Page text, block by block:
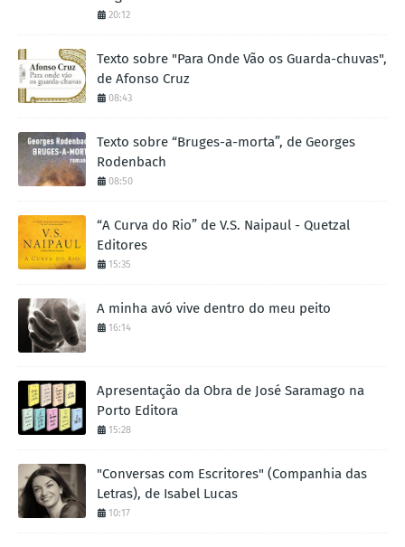
20:12
Texto sobre "Para Onde Vão os Guarda-chuvas",
de Afonso Cruz
08:43
Texto sobre “Bruges-a-morta”, de Georges
Rodenbach
08:50
“A Curva do Rio” de V.S. Naipaul - Quetzal
Editores
15:35
A minha avó vive dentro do meu peito
16:14
Apresentação da Obra de José Saramago na
Porto Editora
15:28
"Conversas com Escritores" (Companhia das
Letras), de Isabel Lucas
10:17